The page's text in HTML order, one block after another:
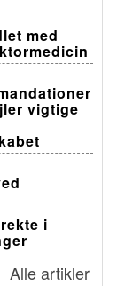
med
vigtige
i
Alle artikler